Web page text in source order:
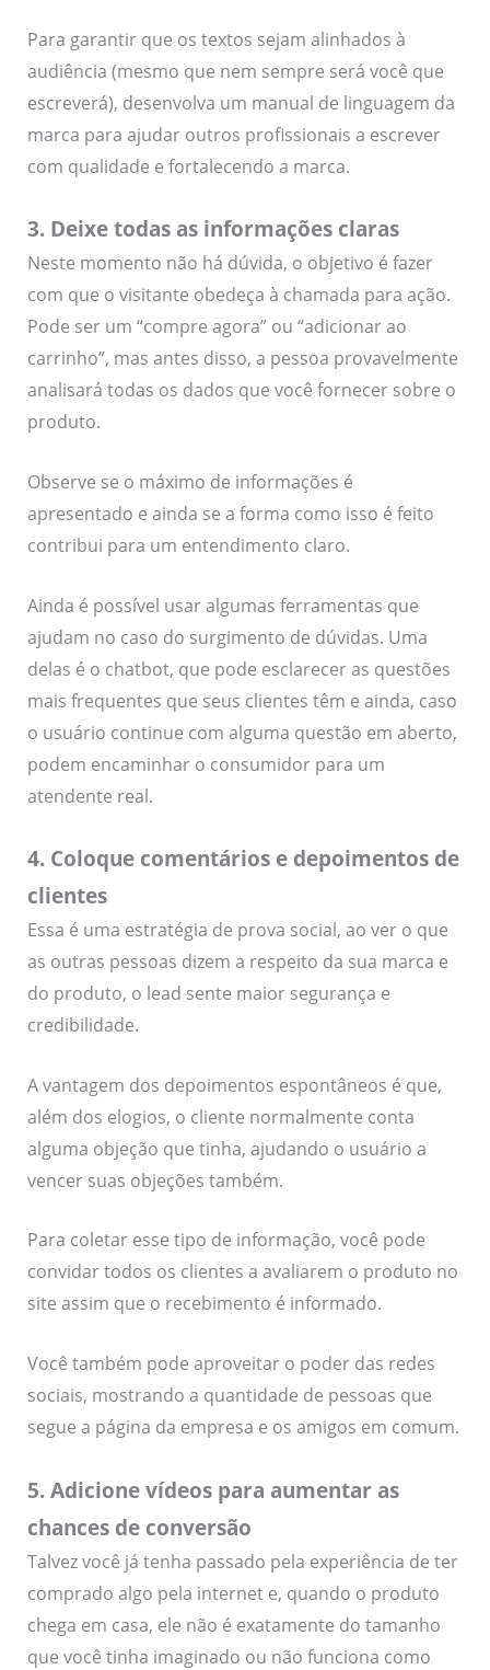
Para garantir que os textos sejam alinhados à
audiência (mesmo que nem sempre será você que
escreverá), desenvolva um manual de linguagem da
marca para ajudar outros profissionais a escrever
com qualidade e fortalecendo a marca.
3. Deixe todas as informações claras
Neste momento não há dúvida, o objetivo é fazer
com que o visitante obedeça à chamada para ação.
Pode ser um “compre agora” ou “adicionar ao
carrinho”, mas antes disso, a pessoa provavelmente
analisará todas os dados que você fornecer sobre o
produto.
Observe se o máximo de informações é
apresentado e ainda se a forma como isso é feito
contribui para um entendimento claro.
Ainda é possível usar algumas ferramentas que
ajudam no caso do surgimento de dúvidas. Uma
delas é o chatbot, que pode esclarecer as questões
mais frequentes que seus clientes têm e ainda, caso
o usuário continue com alguma questão em aberto,
podem encaminhar o consumidor para um
atendente real.
4. Coloque comentários e depoimentos de
clientes
Essa é uma estratégia de prova social, ao ver o que
as outras pessoas dizem a respeito da sua marca e
do produto, o lead sente maior segurança e
credibilidade.
A vantagem dos depoimentos espontâneos é que,
além dos elogios, o cliente normalmente conta
alguma objeção que tinha, ajudando o usuário a
vencer suas objeções também.
Para coletar esse tipo de informação, você pode
convidar todos os clientes a avaliarem o produto no
site assim que o recebimento é informado.
Você também pode aproveitar o poder das redes
sociais, mostrando a quantidade de pessoas que
segue a página da empresa e os amigos em comum.
5. Adicione vídeos para aumentar as
chances de conversão
Talvez você já tenha passado pela experiência de ter
comprado algo pela internet e, quando o produto
chega em casa, ele não é exatamente do tamanho
que você tinha imaginado ou não funciona como